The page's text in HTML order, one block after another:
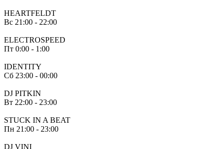
HEARTFELDT
Вс 21:00 - 22:00
ELECTROSPEED
Пт 0:00 - 1:00
IDENTITY
Сб 23:00 - 00:00
DJ PITKIN
Вт 22:00 - 23:00
STUCK IN A BEAT
Пн 21:00 - 23:00
DJ VINI